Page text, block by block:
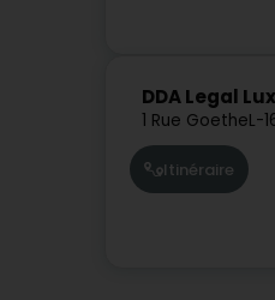
DDA Legal
1 Rue GoetheL-
Itinéraire